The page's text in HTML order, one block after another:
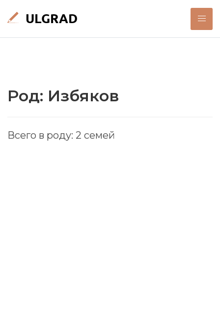
Род: Избяков
Всего в роду: 2 семей